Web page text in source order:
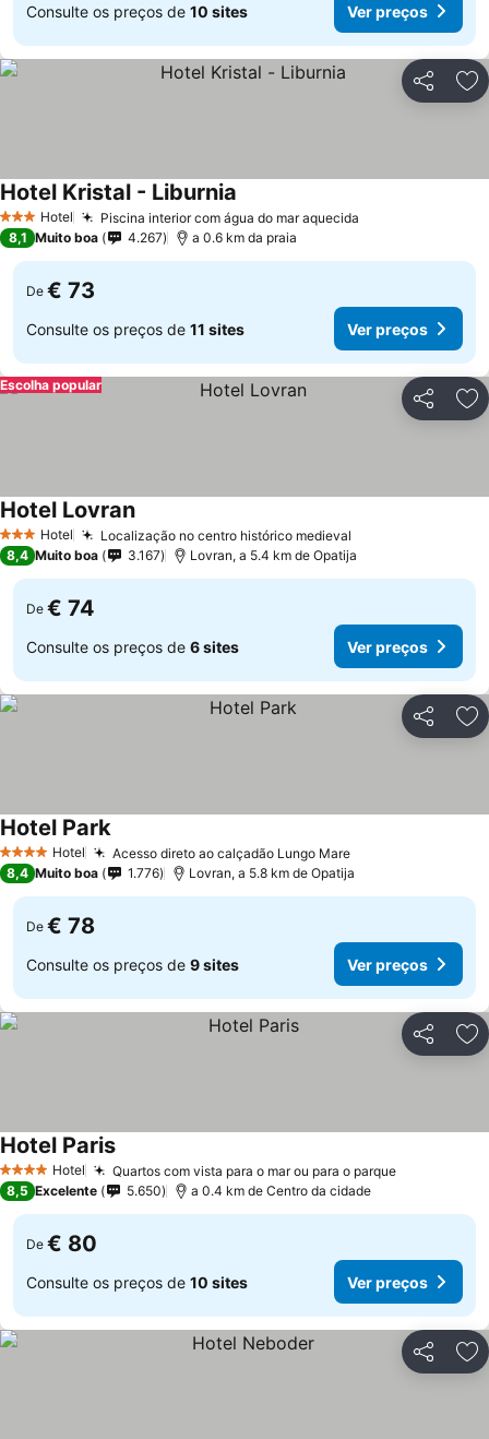
Consulte os preços de 10 sites Ver preços
Partilhar
3 EstrelasHotel Piscina interior com água do mar aquecida
Hotel Kristal - Liburnia
8,1 Muito boa 4.267 a 0.6 km da praia
De € 73
Consulte os preços de 11 sites Ver preços
Partilhar
Escolha popular
3 EstrelasHotel Localização no centro histórico medieval
Hotel Lovran
8,4 Muito boa 3.167 Lovran, a 5.4 km de Opatija
De € 74
Consulte os preços de 6 sites Ver preços
Partilhar
4 EstrelasHotel Acesso direto ao calçadão Lungo Mare
Hotel Park
8,4 Muito boa 1.776 Lovran, a 5.8 km de Opatija
De € 78
Consulte os preços de 9 sites Ver preços
Partilhar
4 EstrelasHotel Quartos com vista para o mar ou para o parque
Hotel Paris
8,5 Excelente 5.650 a 0.4 km de Centro da cidade
De € 80
Consulte os preços de 10 sites Ver preços
Partilhar